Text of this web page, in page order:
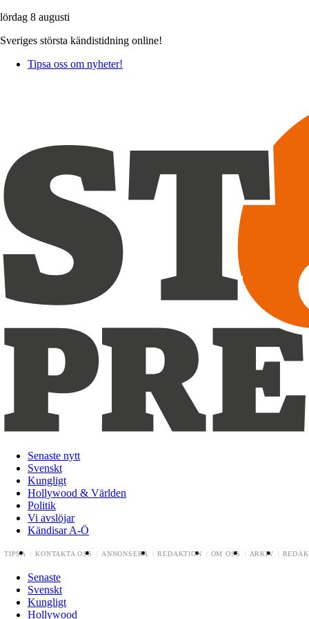
lördag 8 augusti
Sveriges största kändistidning online!
Tipsa oss om nyheter!
Senaste nytt
Svenskt
Kungligt
Hollywood & Världen
Politik
Vi avslöjar
Kändisar A-Ö
TIPSA KONTAKTA OSS ANNONSERA REDAKTION OM OSS ARKIV
Senaste
Svenskt
Kungligt
Hollywood